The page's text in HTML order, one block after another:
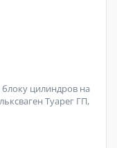
цилиндров на
Туарег ГП,